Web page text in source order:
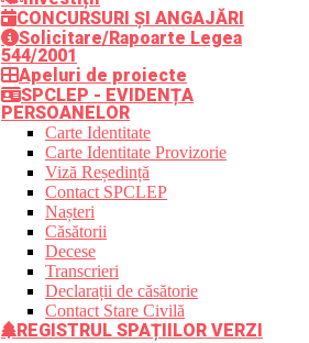
CONCURSURI ȘI ANGAJĂRI
Solicitare/Rapoarte Legea
544/2001
Apeluri de proiecte
SPCLEP - EVIDENȚA
PERSOANELOR
Carte Identitate
Carte Identitate Provizorie
Viză Reședință
Contact SPCLEP
Nașteri
Căsătorii
Decese
Transcrieri
Declarații de căsătorie
Contact Stare Civilă
REGISTRUL SPAȚIILOR VERZI